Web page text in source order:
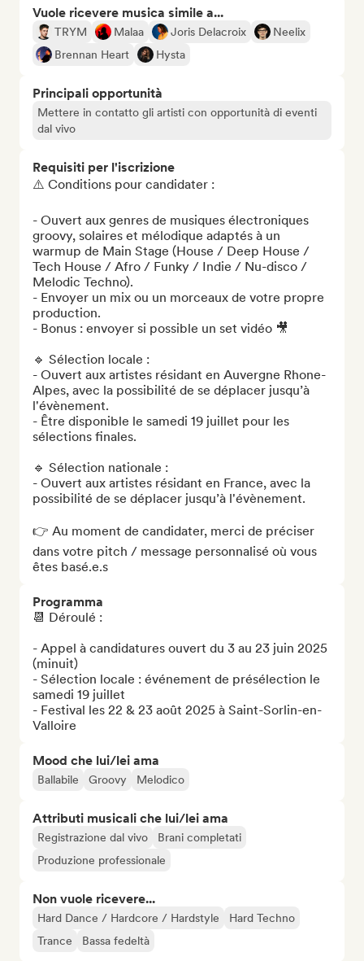
Vuole ricevere musica simile a...
TRYM Malaa Joris Delacroix
Neelix
Brennan Heart
Hysta
Principali opportunità
Mettere in contatto gli artisti con opportunità di eventi
dal vivo
Requisiti per l'iscrizione
⚠️ Conditions pour candidater :
- Ouvert aux genres de musiques électroniques
groovy, solaires et mélodique adaptés à un
warmup de Main Stage (House / Deep House /
Tech House / Afro / Funky / Indie / Nu-disco /
Melodic Techno).
- Envoyer un mix ou un morceaux de votre propre
production.
- Bonus : envoyer si possible un set vidéo 🎥
🔹 Sélection locale :
- Ouvert aux artistes résidant en Auvergne Rhone-
Alpes, avec la possibilité de se déplacer jusqu’à
l'évènement.
- Être disponible le samedi 19 juillet pour les
sélections finales.
🔹 Sélection nationale :
- Ouvert aux artistes résidant en France, avec la
possibilité de se déplacer jusqu’à l'évènement.
👉 Au moment de candidater, merci de préciser
dans votre pitch / message personnalisé où vous
êtes basé.e.s
Programma
📆 Déroulé :
- Appel à candidatures ouvert du 3 au 23 juin 2025
(minuit)
- Sélection locale : événement de présélection le
samedi 19 juillet
- Festival les 22 & 23 août 2025 à Saint-Sorlin-en-
Valloire
Mood che lui/lei ama
Ballabile Groovy Melodico
Attributi musicali che lui/lei ama
Registrazione dal vivo
Brani completati
Produzione professionale
Non vuole ricevere...
Hard Dance / Hardcore / Hardstyle
Hard Techno
Trance
Bassa fedeltà